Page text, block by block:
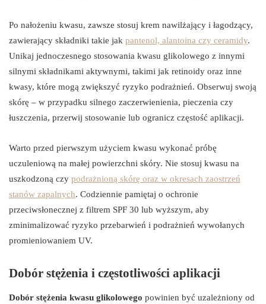
Po nałożeniu kwasu, zawsze stosuj krem nawilżający i łagodzący,
zawierający składniki takie jak pantenol, alantoina czy ceramidy.
Unikaj jednoczesnego stosowania kwasu glikolowego z innymi
silnymi składnikami aktywnymi, takimi jak retinoidy oraz inne
kwasy, które mogą zwiększyć ryzyko podrażnień. Obserwuj swoją
skórę – w przypadku silnego zaczerwienienia, pieczenia czy
łuszczenia, przerwij stosowanie lub ogranicz częstość aplikacji.
Warto przed pierwszym użyciem kwasu wykonać próbę
uczuleniową na małej powierzchni skóry. Nie stosuj kwasu na
uszkodzoną czy podrażnioną skórę oraz w okresach zaostrzeń
stanów zapalnych. Codziennie pamiętaj o ochronie
przeciwsłonecznej z filtrem SPF 30 lub wyższym, aby
zminimalizować ryzyko przebarwień i podrażnień wywołanych
promieniowaniem UV.
Dobór stężenia i częstotliwości aplikacji
Dobór stężenia kwasu glikolowego powinien być uzależniony od